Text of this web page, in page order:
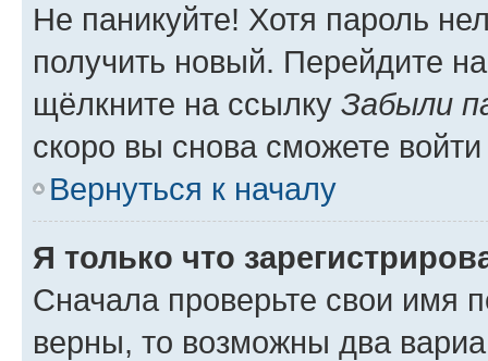
Не паникуйте! Хотя пароль
получить новый. Перейдите
щёлкните на ссылку Забыли
скоро вы снова сможете
Вернуться к началу
Я только что
Сначала проверьте свои имя
верны, то возможны два